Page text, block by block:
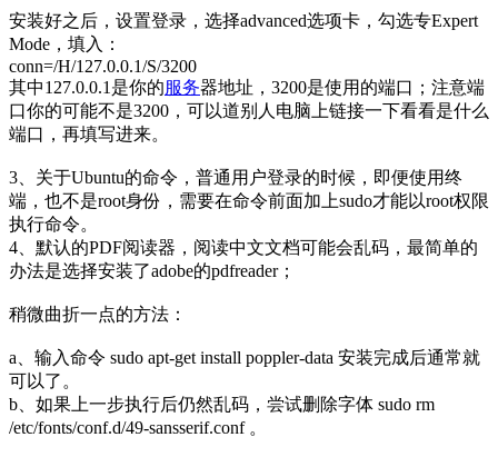
安装好之后，设置登录，选择advanced选项卡，勾选专Expert
Mode，填入：
conn=/H/127.0.0.1/S/3200
其中127.0.0.1是你的服务器地址，3200是使用的端口；注意端
口你的可能不是3200，可以道别人电脑上链接一下看看是什么
端口，再填写进来。
3、关于Ubuntu的命令，普通用户登录的时候，即便使用终
端，也不是root身份，需要在命令前面加上sudo才能以root权限
执行命令。
4、默认的PDF阅读器，阅读中文文档可能会乱码，最简单的
办法是选择安装了adobe的pdfreader；
稍微曲折一点的方法：
a、输入命令 sudo apt-get install poppler-data 安装完成后通常就
可以了。
b、如果上一步执行后仍然乱码，尝试删除字体 sudo rm
/etc/fonts/conf.d/49-sansserif.conf 。